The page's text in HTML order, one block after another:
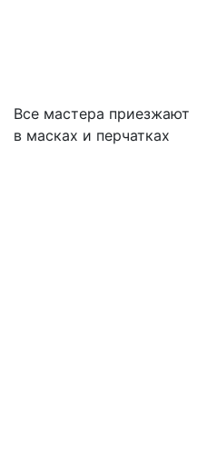
Все мастера приезжают
в масках и перчатках